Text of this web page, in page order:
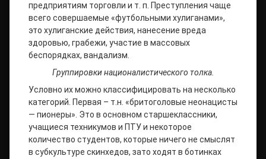
предприятиям торговли и т. п. Преступления чаще
всего совершаемые «футбольными хулиганами»,
это хулиганские действия, нанесение вреда
здоровью, грабежи, участие в массовых
беспорядках, вандализм.
Группировки националистического толка.
Условно их можно классифицировать на несколько
категорий. Первая – т.н. «бритоголовые неонацисты
— пионеры». Это в основном старшеклассники,
учащиеся техникумов и ПТУ и некоторое
количество студентов, которые ничего не смыслят
в субкультуре скинхедов, зато ходят в ботинках